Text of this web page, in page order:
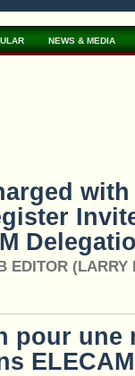
NEWS & MEDIA
EDITOR (LARRY
pour une
ELECAM